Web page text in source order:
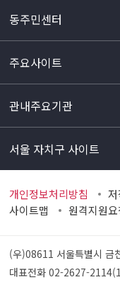
동주민센터
주요사이트
관내주요기관
서울 자치구 사이트
개인정보처리방침
사이트맵
원격지원요
(우)08611 서울특별시
대표전화 02-2627-